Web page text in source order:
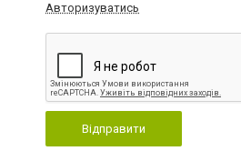
Авторизуватись
Відправити